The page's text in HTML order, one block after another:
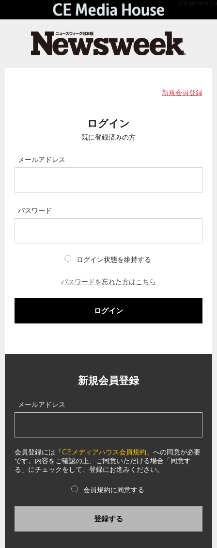
API Version 2.0
新規会員登録
ログイン
既に登録済みの方
メールアドレス
パスワード
ログイン状態を維持する
パスワードを忘れた方はこちら
ログイン
新規会員登録
メールアドレス
会員登録には「CEメディアハウス会員規約 」への同意が必要
です。内容をご確認の上、ご同意いただける場合「同意す
る」にチェックをして、登録にお進みください。
会員規約に同意する
登録する